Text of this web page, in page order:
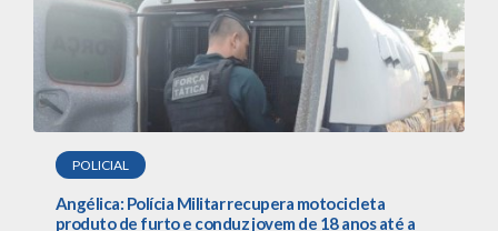
POLICIAL
Angélica: Polícia Militar recupera motocicleta
produto de furto e conduz jovem de 18 anos até a